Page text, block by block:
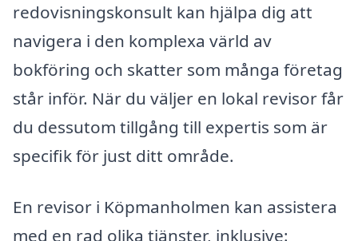
redovisningskonsult kan hjälpa dig att
navigera i den komplexa värld av
bokföring och skatter som många företag
står inför. När du väljer en lokal revisor får
du dessutom tillgång till expertis som är
specifik för just ditt område.
En revisor i Köpmanholmen kan assistera
med en rad olika tjänster, inklusive: